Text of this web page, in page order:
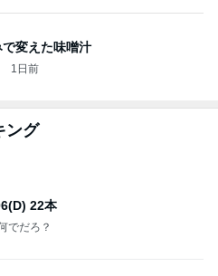
変えた味噌汁
1日前
ング
22本
でだろ？